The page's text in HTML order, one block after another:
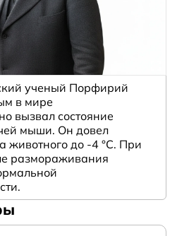
ученый Порфирий
в мире
вызвал состояние
мыши. Он довел
животного до -4 °C. При
размораживания